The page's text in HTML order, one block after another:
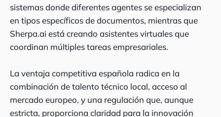
sistemas donde diferentes agentes se especializan
en tipos específicos de documentos, mientras que
Sherpa.ai está creando asistentes virtuales que
coordinan múltiples tareas empresariales.
La ventaja competitiva española radica en la
combinación de talento técnico local, acceso al
mercado europeo, y una regulación que, aunque
estricta, proporciona claridad para la innovación